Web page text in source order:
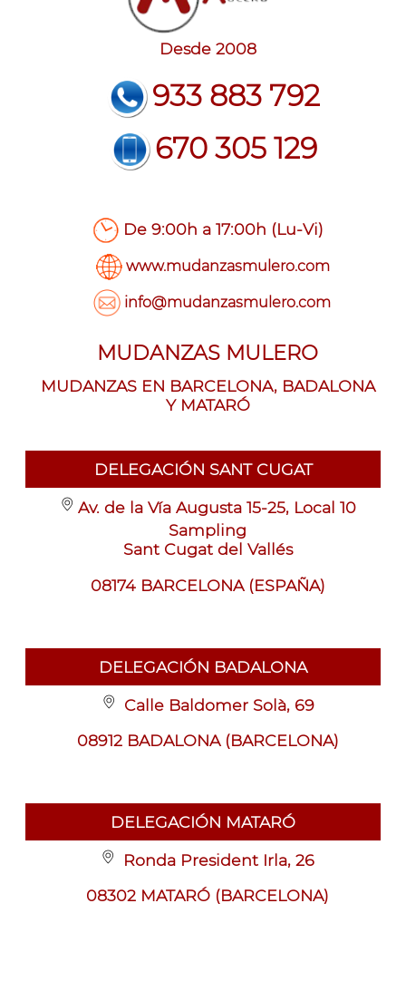
Desde 2008
933 883 792
670 305 129
De 9:00h a 17:00h (Lu-Vi)
www.mudanzasmulero.com
info@mudanzasmulero.com
MUDANZAS MULERO
MUDANZAS EN BARCELONA, BADALONA
Y MATARÓ
DELEGACIÓN SANT CUGAT
Av. de la Vía Augusta 15-25, Local 10
Sampling
Sant Cugat del Vallés
08174 BARCELONA (ESPAÑA)
DELEGACIÓN BADALONA
Calle Baldomer Solà, 69
08912 BADALONA (BARCELONA)
DELEGACIÓN MATARÓ
Ronda President Irla, 26
08302 MATARÓ (BARCELONA)